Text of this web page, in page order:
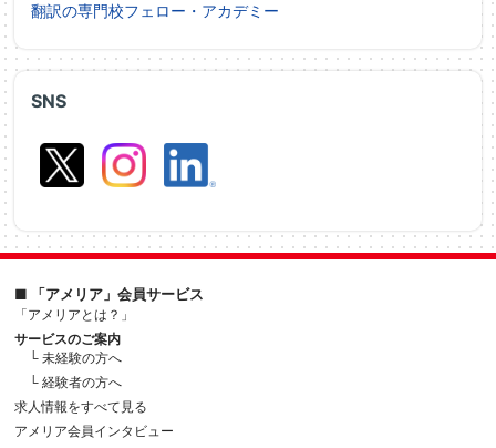
SNS
翻訳の専門校フェロー・アカデミー
■ 「アメリア」会員サービス
「アメリアとは？」
サービスのご案内
└ 未経験の方へ
└ 経験者の方へ
求人情報をすべて見る
アメリア会員インタビュー